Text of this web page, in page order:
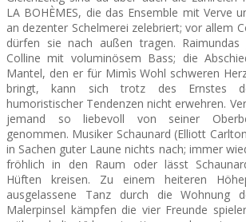
LA BOHÈMES, die das Ensemble mit Verve
an dezenter Schelmerei zelebriert; vor allem
dürfen sie nach außen tragen. Raimundas
Colline mit voluminösem Bass; die
Mantel, den er für Mimìs Wohl schweren
bringt, kann sich trotz des Ernstes
humoristischer Tendenzen nicht erwehren.
jemand so liebevoll von seiner
genommen. Musiker Schaunard (Elliott
in Sachen guter Laune nichts nach; immer
fröhlich in den Raum oder lässt
Hüften kreisen. Zu einem heiteren
ausgelassene Tanz durch die Wohnung
Malerpinsel kämpfen die vier Freunde